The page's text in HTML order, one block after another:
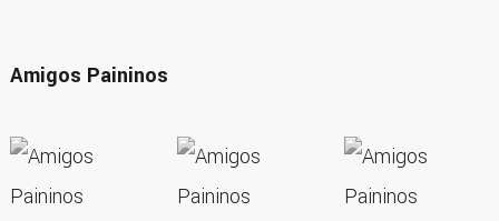
Amigos Paininos